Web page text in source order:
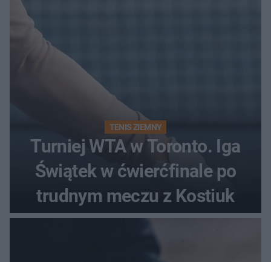
TENIS ZIEMNY
Turniej WTA w Toronto. Iga
Świątek w ćwierćfinale po
trudnym meczu z Kostiuk